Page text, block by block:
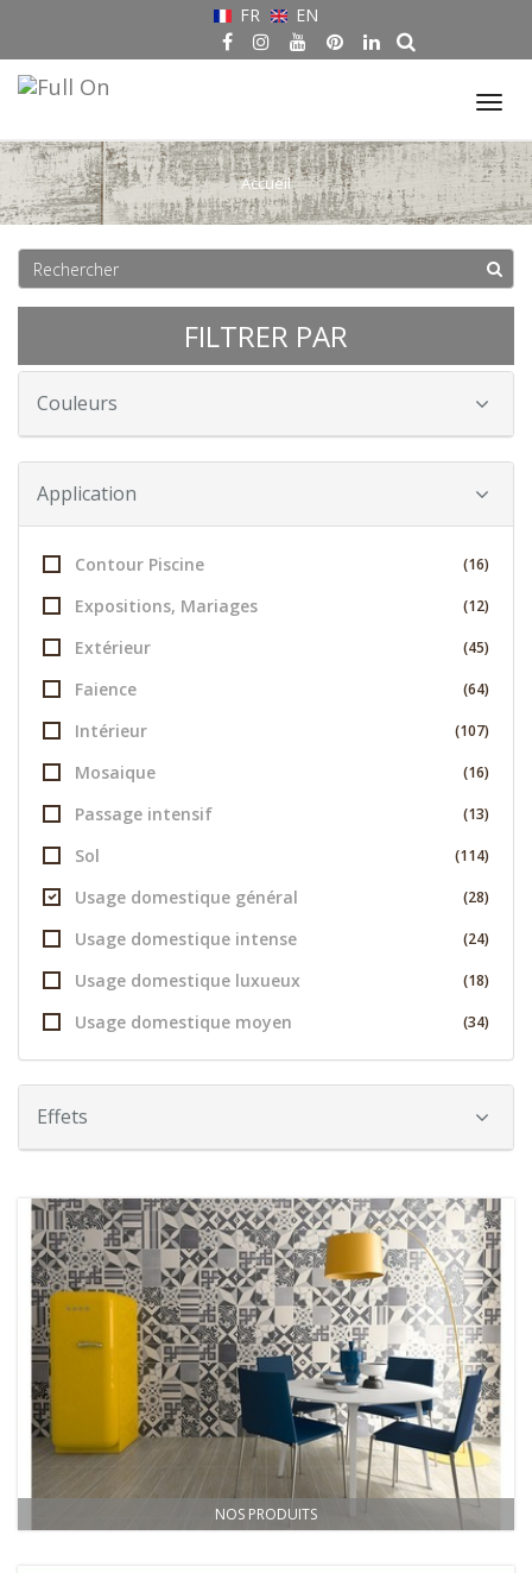
FR EN
Accueil
FILTRER PAR
Couleurs
Application
Contour Piscine (16)
Expositions, Mariages (12)
Extérieur (45)
Faience (64)
Intérieur (107)
Mosaique (16)
Passage intensif (13)
Sol (114)
Usage domestique général (28)
Usage domestique intense (24)
Usage domestique luxueux (18)
Usage domestique moyen (34)
Effets
NOS PRODUITS